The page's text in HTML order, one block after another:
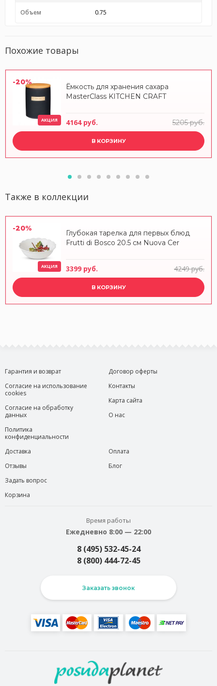
Объем 0.75
Похожие товары
-20%
АКЦИЯ
Ёмкость для хранения сахара
MasterClass KITCHEN CRAFT
4164 руб. 5205 руб.
В КОРЗИНУ
Также в коллекции
-20%
АКЦИЯ
Глубокая тарелка для первых блюд
Frutti di Bosco 20.5 см Nuova Cer
3399 руб. 4249 руб.
В КОРЗИНУ
Гарантия и возврат
Согласие на использование
cookies
Согласие на обработку
данных
Политика
конфиденциальности
Договор оферты
Контакты
Карта сайта
О нас
Доставка
Отзывы
Задать вопрос
Корзина
Оплата
Блог
Время работы
Ежедневно 8:00 — 22:00
8 (495) 532-45-24
8 (800) 444-72-45
Заказать звонок